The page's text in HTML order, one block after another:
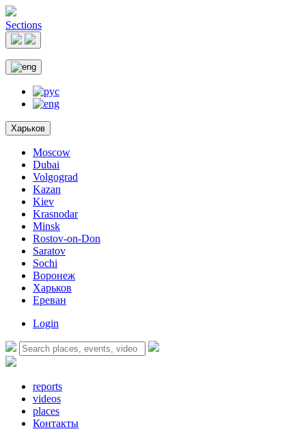
Sections
Харьков
Moscow
Dubai
Volgograd
Kazan
Kiev
Krasnodar
Minsk
Rostov-on-Don
Saratov
Sochi
Воронеж
Харьков
Ереван
Login
reports
videos
places
Контакты